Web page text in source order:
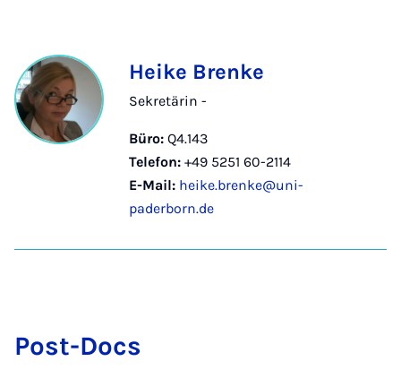
Heike Brenke
Sekretärin -
Büro: Q4.143
Telefon: +49 5251 60-2114
E-Mail: heike.brenke@uni-
paderborn.de
Post-Docs